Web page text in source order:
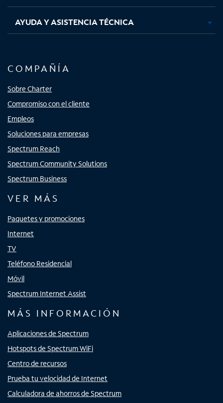
AYUDA Y ASISTENCIA TÉCNICA
COMPAÑÍA
Sobre Charter
Compromiso con el cliente
Empleos
Soluciones para empresas
Spectrum Reach
Spectrum Community Solutions
Spectrum Business
VER MÁS
Paquetes y promociones
Internet
TV
Teléfono Residencial
Móvil
Spectrum Internet Assist
MÁS INFORMACIÓN
Aplicaciones de Spectrum
Hotspots de Spectrum WiFi
Centro de recursos
Prueba tu velocidad de Internet
Calculadora de ahorros de Spectrum